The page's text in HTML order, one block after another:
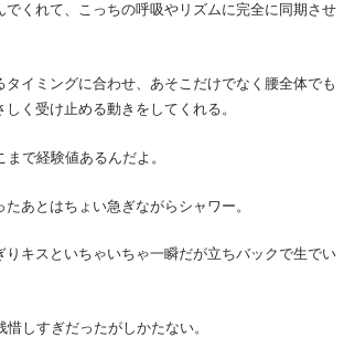
でくれて、こっちの呼吸やリズムに完全に同期させ
タイミングに合わせ、あそこだけでなく腰全体でも
く受け止める動きをしてくれる。
まで経験値あるんだよ。
あとはちょい急ぎながらシャワー。
りキスといちゃいちゃ一瞬だが立ちバックで生でい
惜しすぎだったがしかたない。